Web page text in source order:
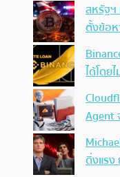
สหรัฐฯ
ตั้งข้อ
ได้โดย
Agent
ดิ่งแรง